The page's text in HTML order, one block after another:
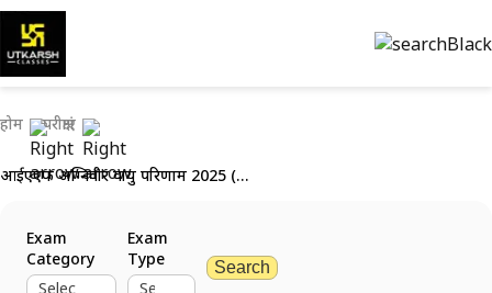
होम परीक्षाएं
आईएएफ अग्निवीर वायु परिणाम 2025 (जारी): एक्स वाई ग्रुप का परिणाम देखें
Exam
Category
Select
Exam
Type
Select
Search